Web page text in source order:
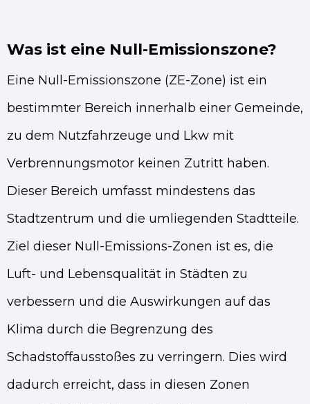
Was ist eine Null-Emissionszone?
Eine Null-Emissionszone (ZE-Zone) ist ein
bestimmter Bereich innerhalb einer Gemeinde,
zu dem Nutzfahrzeuge und Lkw mit
Verbrennungsmotor keinen Zutritt haben.
Dieser Bereich umfasst mindestens das
Stadtzentrum und die umliegenden Stadtteile.
Ziel dieser Null-Emissions-Zonen ist es, die
Luft- und Lebensqualität in Städten zu
verbessern und die Auswirkungen auf das
Klima durch die Begrenzung des
Schadstoffausstoßes zu verringern. Dies wird
dadurch erreicht, dass in diesen Zonen